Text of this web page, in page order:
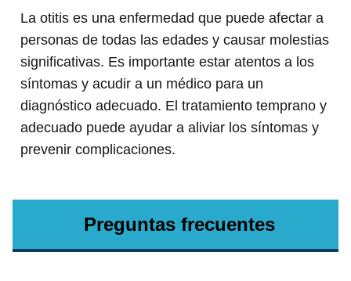
La otitis es una enfermedad que puede afectar a
personas de todas las edades y causar molestias
significativas. Es importante estar atentos a los
síntomas y acudir a un médico para un
diagnóstico adecuado. El tratamiento temprano y
adecuado puede ayudar a aliviar los síntomas y
prevenir complicaciones.
Preguntas frecuentes